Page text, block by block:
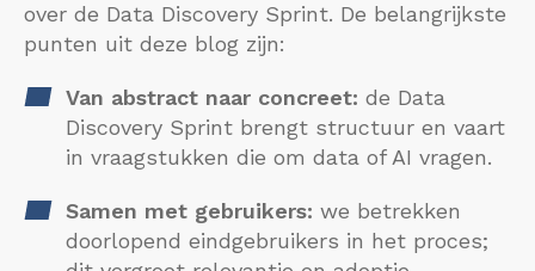
over de Data Discovery Sprint. De belangrijkste
punten uit deze blog zijn:
Van abstract naar concreet: de Data
Discovery Sprint brengt structuur en vaart
in vraagstukken die om data of AI vragen.
Samen met gebruikers: we betrekken
doorlopend eindgebruikers in het proces;